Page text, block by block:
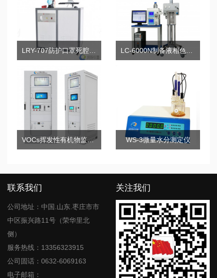
VOCs挥发性有机物监测系统 WS-3微量水分测定仪
联系我们
公司地址：中国.山东.枣庄市市
中区振兴路11号（荣华里北
侧）
服务热线：13356323915
公司固话：0632-6069163
电子邮箱：
关注我们